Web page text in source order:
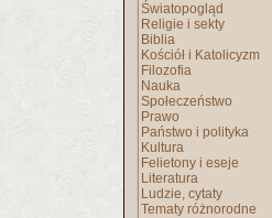
Światopogląd
Religie i sekty
Biblia
Kościół i Katolicyzm
Filozofia
Nauka
Społeczeństwo
Prawo
Państwo i polityka
Kultura
Felietony i eseje
Literatura
Ludzie, cytaty
Tematy różnorodne